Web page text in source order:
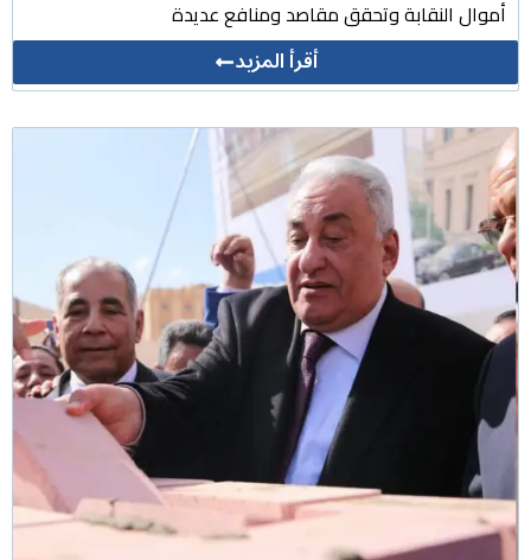
أموال النقابة وتحقق مقاصد ومنافع عديدة
أقرأ المزيد